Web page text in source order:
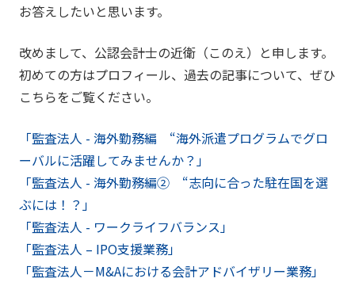
お答えしたいと思います。
改めまして、公認会計士の近衛（このえ）と申します。
初めての方はプロフィール、過去の記事について、ぜひ
こちらをご覧ください。
「監査法人 - 海外勤務編 “海外派遣プログラムでグロ
ーバルに活躍してみませんか？」
「監査法人 - 海外勤務編② “志向に合った駐在国を選
ぶには！？」
「監査法人 - ワークライフバランス」
「監査法人 – IPO支援業務」
「監査法人－M&Aにおける会計アドバイザリー業務」